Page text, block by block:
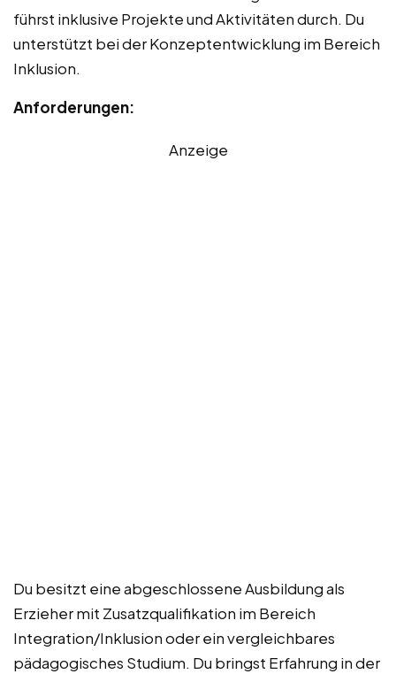
führst inklusive Projekte und Aktivitäten durch. Du
unterstützt bei der Konzeptentwicklung im Bereich
Inklusion.
Anforderungen:
Anzeige
Du besitzt eine abgeschlossene Ausbildung als
Erzieher mit Zusatzqualifikation im Bereich
Integration/Inklusion oder ein vergleichbares
pädagogisches Studium. Du bringst Erfahrung in der